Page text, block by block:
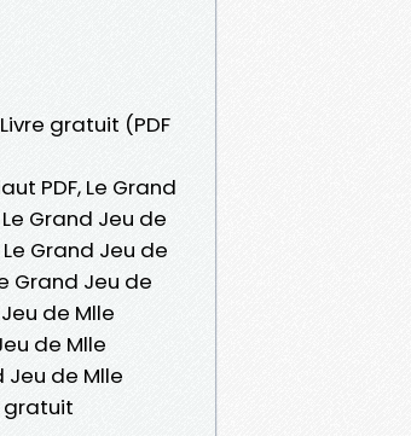
gratuit (PDF
PDF, Le Grand
Grand Jeu de
Grand Jeu de
Grand Jeu de
de Mlle
de Mlle
Jeu de Mlle
gratuit